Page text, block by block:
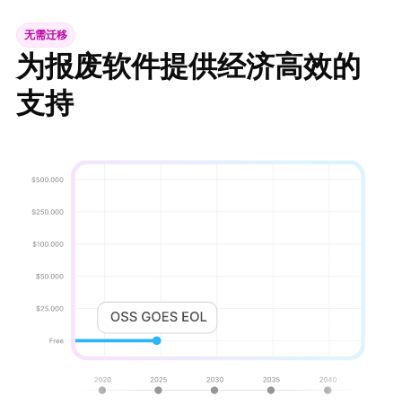
无需迁移
为报废软件提供经济高效的
支持